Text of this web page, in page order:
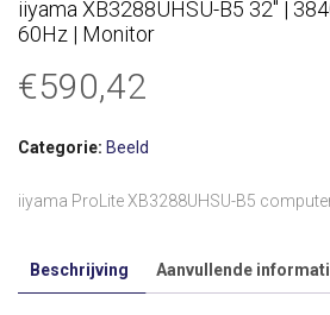
iiyama XB3288UHSU-B5 32″ |
60Hz | Monitor
€590,42
Categorie: Beeld
iiyama ProLite XB3288UHSU-B5
Beschrijving Aanvullende